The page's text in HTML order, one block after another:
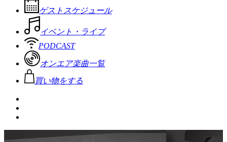
ゲストスケジュール
イベント・ライブ
PODCAST
オンエア楽曲一覧
買い物をする